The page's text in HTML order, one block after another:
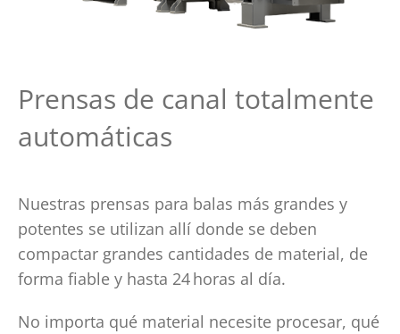
Prensas de canal totalmente
automáticas
Nuestras prensas para balas más grandes y
potentes se utilizan allí donde se deben
compactar grandes cantidades de material, de
forma fiable y hasta 24horas al día.
No importa qué material necesite procesar, qué